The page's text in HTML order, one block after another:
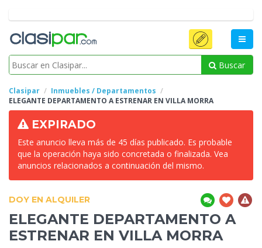
Buscar
Clasipar
Inmuebles / Departamentos
ELEGANTE DEPARTAMENTO A ESTRENAR EN VILLA MORRA
EXPIRADO
Este anuncio lleva más de 45 días publicado. Es probable
que la operación haya sido concretada o finalizada. Vea
anuncios relacionados a continuación del mismo.
DOY EN ALQUILER
ELEGANTE DEPARTAMENTO A
ESTRENAR EN VILLA MORRA